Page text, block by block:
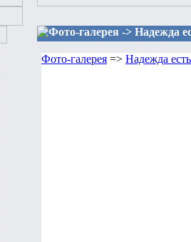
Фото-галерея -> Надежда
Фото-галерея => Надежда